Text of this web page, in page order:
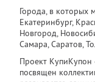
Города, в которых
Екатеринбург,
Новгород,
Самара, Саратов,
Проект
посвящен